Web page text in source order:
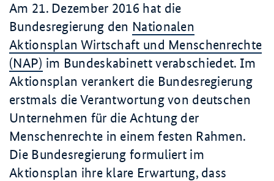
Am 21. Dezember 2016 hat die
Bundesregierung den Nationalen
Aktionsplan Wirtschaft und Menschenrechte
(NAP) im Bundeskabinett verabschiedet. Im
Aktionsplan verankert die Bundesregierung
erstmals die Verantwortung von deutschen
Unternehmen für die Achtung der
Menschenrechte in einem festen Rahmen.
Die Bundesregierung formuliert im
Aktionsplan ihre klare Erwartung, dass